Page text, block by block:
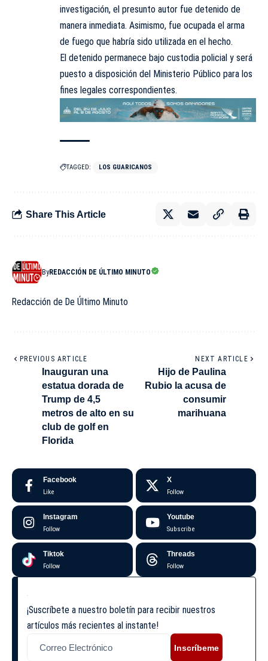
investigación, el presunto autor fue detenido de
manera inmediata. Asimismo, fue ocupada el arma
de fuego que habría sido utilizada en el hecho.
El detenido permanece bajo custodia policial y será
puesto a disposición del Ministerio Público para los
fines legales correspondientes.
TAGGED: LOS GUARICANOS
Share This Article
ByREDACCIÓN DE ÚLTIMO MINUTO
Redacción de De Último Minuto
PREVIOUS ARTICLE
Inauguran una
estatua dorada de
Trump de 4,5
metros de alto en su
club de golf en
Florida
NEXT ARTICLE
Hijo de Paulina
Rubio la acusa de
consumir
marihuana
Facebook
Like
X
Follow
Instagram
Follow
Youtube
Subscribe
Tiktok
Follow
Threads
Follow
¡Suscríbete a nuestro boletín para recibir nuestros
artículos más recientes al instante!
Inscríbeme